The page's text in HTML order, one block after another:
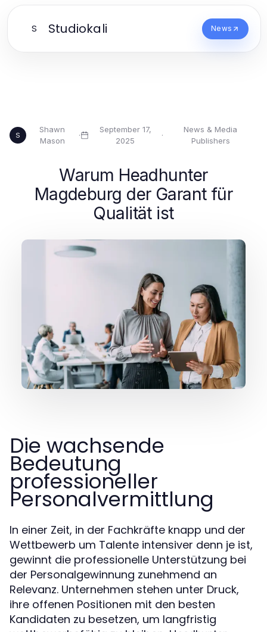
S Studiokali News
S
Shawn
Mason
·
September 17,
2025
·
News & Media
Publishers
Warum Headhunter
Magdeburg der Garant für
Qualität ist
Die wachsende
Bedeutung
professioneller
Personalvermittlung
In einer Zeit, in der Fachkräfte knapp und der
Wettbewerb um Talente intensiver denn je ist,
gewinnt die professionelle Unterstützung bei
der Personalgewinnung zunehmend an
Relevanz. Unternehmen stehen unter Druck,
ihre offenen Positionen mit den besten
Kandidaten zu besetzen, um langfristig